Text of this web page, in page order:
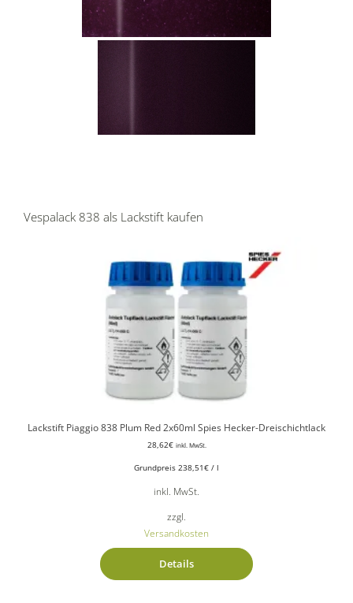
Vespalack 838 als Lackstift kaufen
Lackstift Piaggio 838 Plum Red 2x60ml Spies Hecker-Dreischichtlack
28,62€ inkl. MwSt.
Grundpreis 238,51€ / l
inkl. MwSt.
zzgl.
Versandkosten
Details